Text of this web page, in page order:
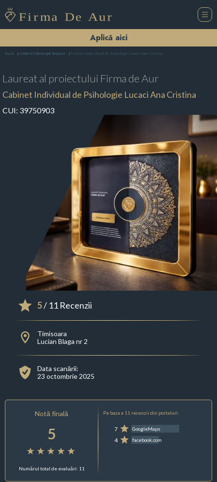
Aplică aici
Acasă Cabinete Psihoterapie Timişoara Cabinet Individual de Psihologie Lucaci Ana Cristina
Laureat al proiectului Firma de Aur
Cabinet Individual de Psihologie Lucaci Ana Cristina
CUI: 39750903
5/ 11 Recenzii
Timisoara
Lucian Blaga nr 2
Data scanării:
23 octombrie 2025
Notă finală
5
Numărul total de evaluări: 11
Pe baza a 11 recenzii din portaluri:
7 GoogleMaps
4 facebook.com